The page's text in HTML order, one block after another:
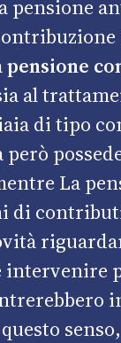
pensione
al
di tipo
però
La
contributi